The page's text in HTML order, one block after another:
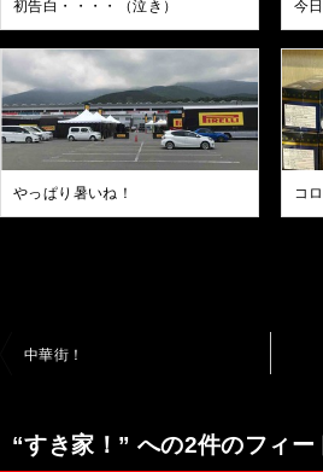
初告白・・・・（泣き） 今
やっぱり暑いね！ コ
ビ
中華街！
“すき家！” への2件のフィー